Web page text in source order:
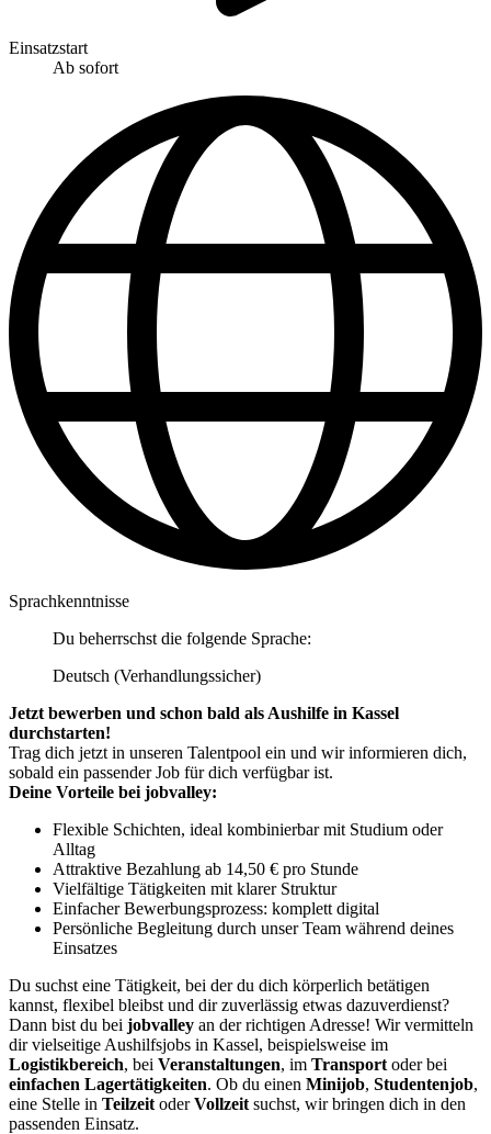
Einsatzstart
Ab sofort
Sprachkenntnisse
Du beherrschst die folgende Sprache:
Deutsch (Verhandlungssicher)
Jetzt bewerben und schon bald als Aushilfe in Kassel
durchstarten!
Trag dich jetzt in unseren Talentpool ein und wir informieren dich,
sobald ein passender Job für dich verfügbar ist.
Deine Vorteile bei jobvalley:
Flexible Schichten, ideal kombinierbar mit Studium oder
Alltag
Attraktive Bezahlung ab 14,50 € pro Stunde
Vielfältige Tätigkeiten mit klarer Struktur
Einfacher Bewerbungsprozess: komplett digital
Persönliche Begleitung durch unser Team während deines
Einsatzes
Du suchst eine Tätigkeit, bei der du dich körperlich betätigen
kannst, flexibel bleibst und dir zuverlässig etwas dazuverdienst?
Dann bist du bei jobvalley an der richtigen Adresse! Wir vermitteln
dir vielseitige Aushilfsjobs in Kassel, beispielsweise im
Logistikbereich, bei Veranstaltungen, im Transport oder bei
einfachen Lagertätigkeiten. Ob du einen Minijob, Studentenjob,
eine Stelle in Teilzeit oderVollzeit suchst, wir bringen dich in den
passenden Einsatz.